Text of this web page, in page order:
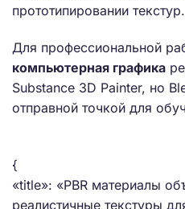
прототипировании текстур.
Для профессиональной
компьютерная графика
Substance 3D Painter, но
отправной точкой для
{
«title»: «PBR материалы
реалистичные текстуры